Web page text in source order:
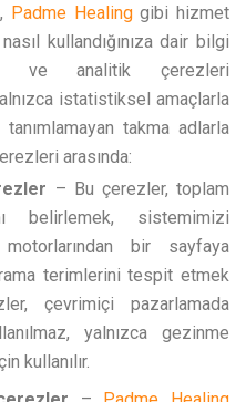
Padme Healinggibi hizmet
kullandığınıza dair bilgi
ve analitik çerezleri
istatistiksel amaçlarla
takma adlarla
arasında:
– Bu çerezler, toplam
belirlemek, sistemimizi
bir sayfaya
terimlerini tespit etmek
çevrimiçi pazarlamada
yalnızca gezinme
kullanılır.